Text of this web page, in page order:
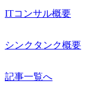
ITコンサル概要
シンクタンク概要
記事一覧へ